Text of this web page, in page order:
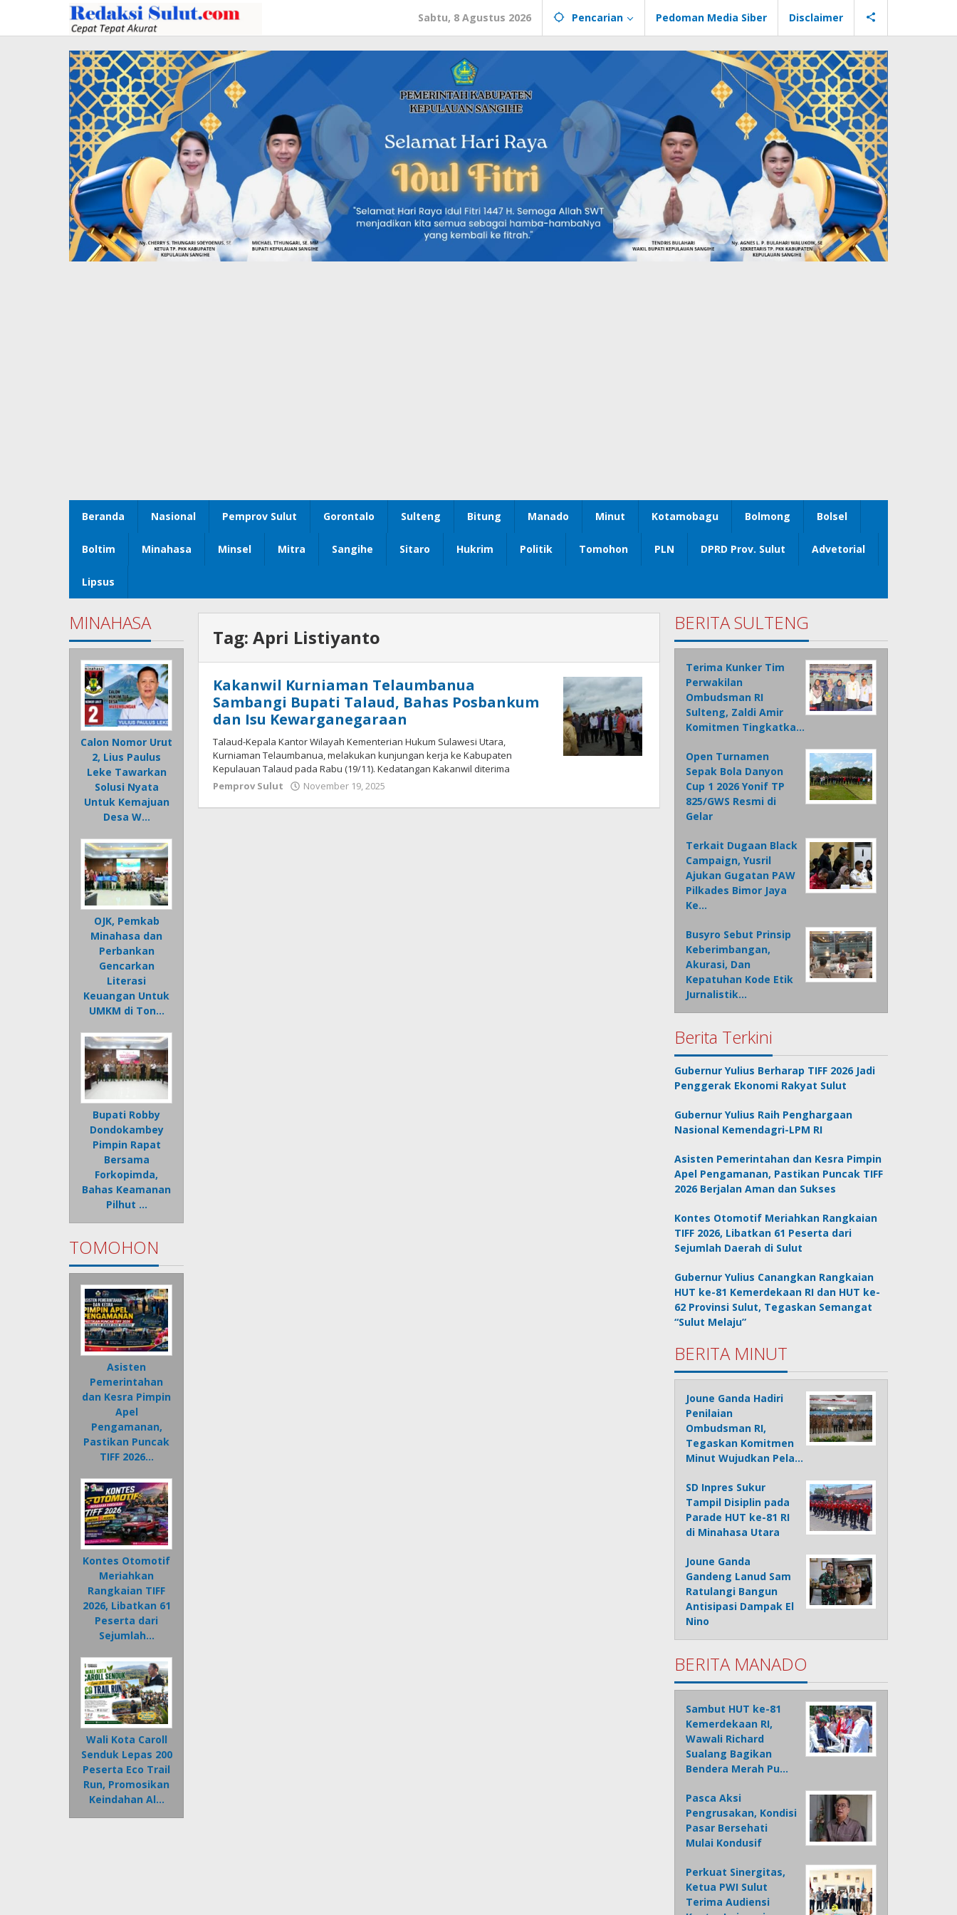
konten
Sabtu, 8 Agustus 2026 Pencarian Pedoman Media Siber Disclaimer
Beranda Nasional Pemprov Sulut Gorontalo Sulteng Bitung Manado Minut Kotamobagu Bolmong Bolsel
Boltim Minahasa Minsel Mitra Sangihe Sitaro Hukrim Politik Tomohon PLN DPRD Prov. Sulut Advetorial
Lipsus
MINAHASA
Calon Nomor Urut
2, Lius Paulus
Leke Tawarkan
Solusi Nyata
Untuk Kemajuan
Desa W…
OJK, Pemkab
Minahasa dan
Perbankan
Gencarkan
Literasi
Keuangan Untuk
UMKM di Ton…
Bupati Robby
Dondokambey
Pimpin Rapat
Bersama
Forkopimda,
Bahas Keamanan
Pilhut …
TOMOHON
Asisten
Pemerintahan
dan Kesra Pimpin
Apel
Pengamanan,
Pastikan Puncak
TIFF 2026…
Kontes Otomotif
Meriahkan
Rangkaian TIFF
2026, Libatkan 61
Peserta dari
Sejumlah…
Wali Kota Caroll
Senduk Lepas 200
Peserta Eco Trail
Run, Promosikan
Keindahan Al…
Tag:Apri Listiyanto
Kakanwil Kurniaman Telaumbanua
Sambangi Bupati Talaud, Bahas Posbankum
dan Isu Kewarganegaraan
Talaud-Kepala Kantor Wilayah Kementerian Hukum Sulawesi Utara,
Kurniaman Telaumbanua, melakukan kunjungan kerja ke Kabupaten
Kepulauan Talaud pada Rabu (19/11). Kedatangan Kakanwil diterima
Pemprov Sulut
November 19, 2025
BERITA SULTENG
Terima Kunker Tim
Perwakilan
Ombudsman RI
Sulteng, Zaldi Amir
Komitmen Tingkatka…
Open Turnamen
Sepak Bola Danyon
Cup 1 2026 Yonif TP
825/GWS Resmi di
Gelar
Terkait Dugaan Black
Campaign, Yusril
Ajukan Gugatan PAW
Pilkades Bimor Jaya
Ke…
Busyro Sebut Prinsip
Keberimbangan,
Akurasi, Dan
Kepatuhan Kode Etik
Jurnalistik…
Berita Terkini
Gubernur Yulius Berharap TIFF 2026 Jadi
Penggerak Ekonomi Rakyat Sulut
Gubernur Yulius Raih Penghargaan
Nasional Kemendagri-LPM RI
Asisten Pemerintahan dan Kesra Pimpin
Apel Pengamanan, Pastikan Puncak TIFF
2026 Berjalan Aman dan Sukses
Kontes Otomotif Meriahkan Rangkaian
TIFF 2026, Libatkan 61 Peserta dari
Sejumlah Daerah di Sulut
Gubernur Yulius Canangkan Rangkaian
HUT ke-81 Kemerdekaan RI dan HUT ke-
62 Provinsi Sulut, Tegaskan Semangat
“Sulut Melaju”
BERITA MINUT
Joune Ganda Hadiri
Penilaian
Ombudsman RI,
Tegaskan Komitmen
Minut Wujudkan Pela…
SD Inpres Sukur
Tampil Disiplin pada
Parade HUT ke-81 RI
di Minahasa Utara
Joune Ganda
Gandeng Lanud Sam
Ratulangi Bangun
Antisipasi Dampak El
Nino
BERITA MANADO
Sambut HUT ke-81
Kemerdekaan RI,
Wawali Richard
Sualang Bagikan
Bendera Merah Pu…
Pasca Aksi
Pengrusakan, Kondisi
Pasar Bersehati
Mulai Kondusif
Perkuat Sinergitas,
Ketua PWI Sulut
Terima Audiensi